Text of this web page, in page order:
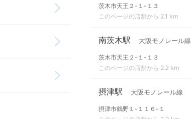
茨木市天王２-１-１３
このページの店舗から 2.1 km
南茨木駅 大阪モノレール線
茨木市天王２-１-１３
このページの店舗から 2.2 km
摂津駅 大阪モノレール線
摂津市鶴野１-１１６-１